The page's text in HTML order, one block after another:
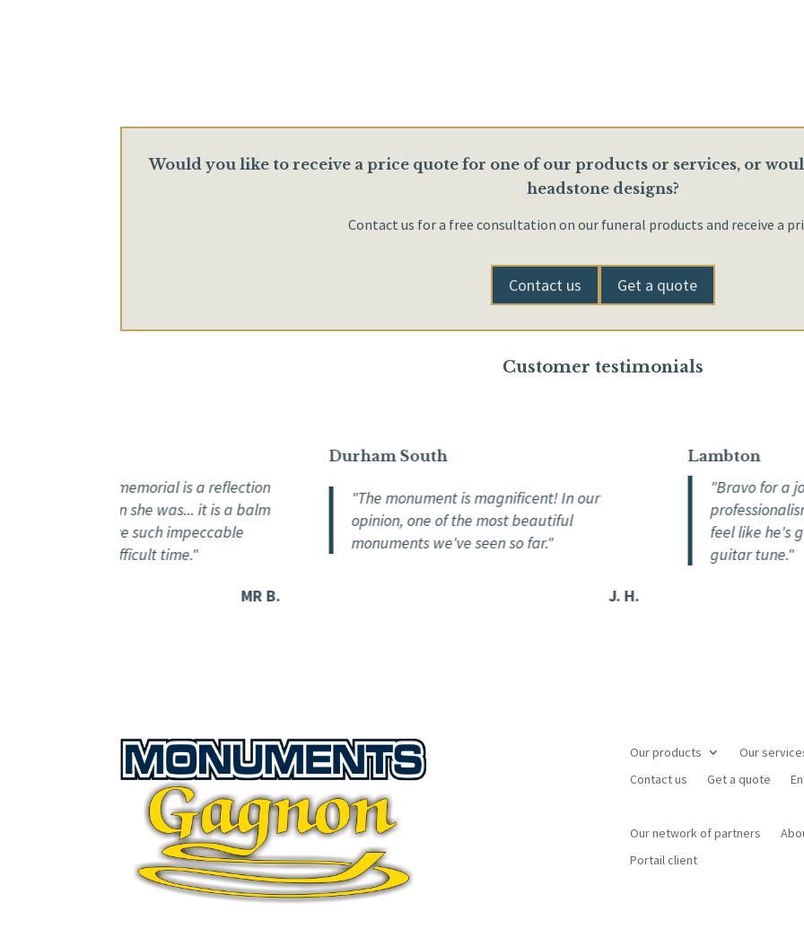
Would you like to receive a price quote for one of our products or services, or
headstone designs?
Contact us for a free consultation on our funeral products and receive a
Contact us Get a quote
Customer testimonials
of her memorial is a reflection
of person she was... it is a balm
to receive such impeccable
at such a difficult time."
MR B.
Durham South
"The monument is magnificent! In our
opinion, one of the most beautiful
monuments we've seen so far."
Lambton
"Bravo for a job
professionalism
feel like he's
guitar tune."
Our products
Our
Contact us
Get a quote
Our network of partners
Portail client